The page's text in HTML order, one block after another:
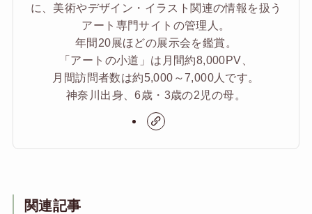
に、美術やデザイン・イラスト関連の情報を扱う
アート専門サイトの管理人。
年間20展ほどの展示会を鑑賞。
「アートの小道」は月間約8,000PV、
月間訪問者数は約5,000～7,000人です。
神奈川出身、6歳・3歳の2児の母。
関連記事